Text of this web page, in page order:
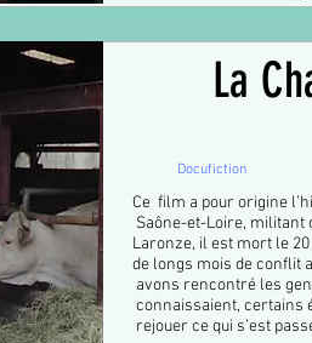
La
Docufiction
Ce film a pour origine
Saône-et-Loire, militant
Laronze, il est mort le
de longs mois de conflit
avons rencontré les
connaissaient, certains
rejouer ce qui s’est